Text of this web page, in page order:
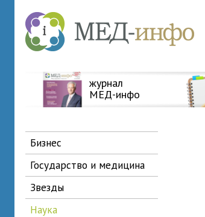
журнал
МЕД-инфо
бизнес
государство и медицина
звезды
наука